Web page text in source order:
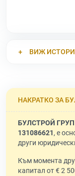
ВИЖ
НАКРАТКО ЗА
БУЛСТРОЙ
131086621, е
други
Към момента
капитал от € 2